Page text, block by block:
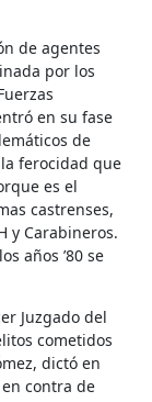
de agentes
por los
en su fase
de
ferocidad que
es el
castrenses,
y Carabineros.
años ’80 se
Juzgado del
cometidos
dictó en
contra de